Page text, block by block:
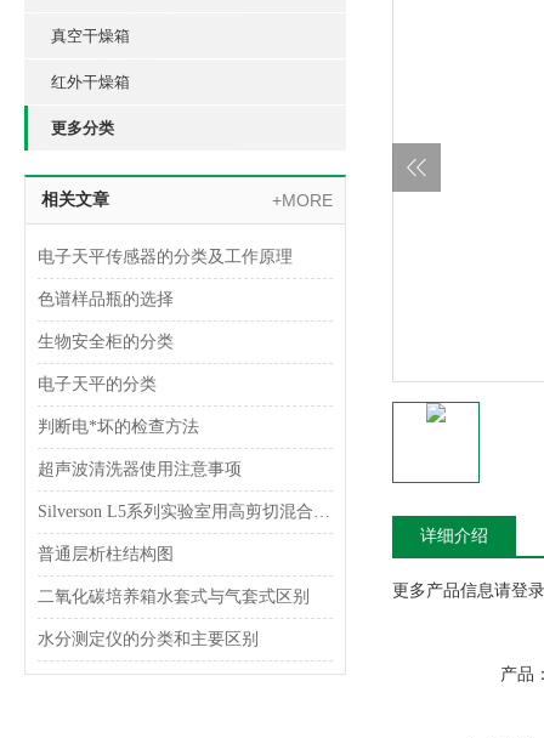
真空干燥箱
红外干燥箱
更多分类
相关文章 +MORE
电子天平传感器的分类及工作原理
色谱样品瓶的选择
生物安全柜的分类
电子天平的分类
判断电*坏的检查方法
超声波清洗器使用注意事项
Silverson L5系列实验室用高剪切混合乳化器
普通层析柱结构图
二氧化碳培养箱水套式与气套式区别
水分测定仪的分类和主要区别
详细介绍
更多产品信息请登
产品